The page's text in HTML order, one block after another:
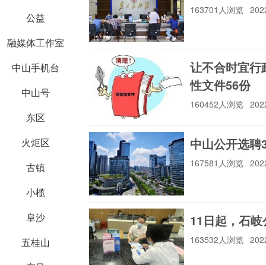
公益
融媒体工作室
中山手机台
中山号
东区
火炬区
古镇
小榄
阜沙
五桂山
163701人浏览
让不合时宜行
性文件56份
160452人浏览
中山公开选
167581人浏览
11日起，石
163532人浏览